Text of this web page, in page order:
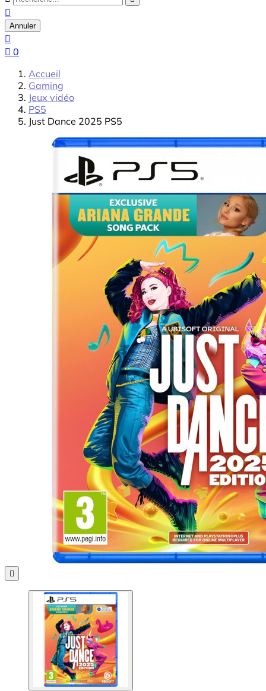

Annuler

 0
Accueil
Gaming
Jeux vidéo
PS5
Just Dance 2025 PS5
